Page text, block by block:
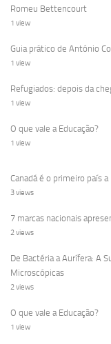
Romeu Bettencourt
1 view
Guia prático de António
1 view
Refugiados: depois da
1 view
O que vale a Educação?
1 view
Canadá é o primeiro país
3 views
7 marcas nacionais
2 views
De Bactéria a Aurífera: A
Microscópicas
2 views
O que vale a Educação?
1 view